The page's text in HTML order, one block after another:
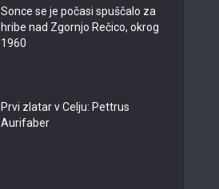
Sonce se je počasi spuščalo za
hribe nad Zgornjo Rečico, okrog
1960
Prvi zlatar v Celju: Pettrus
Aurifaber